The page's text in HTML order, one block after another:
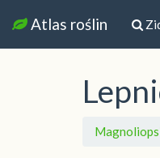
Atlas roślin